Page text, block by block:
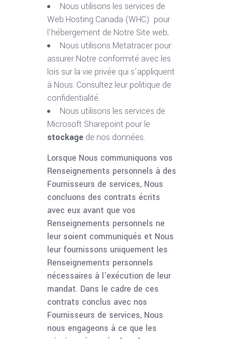
Nous utilisons les services de
Web Hosting Canada (WHC) pour
l’hébergement de Notre Site web;
Nous utilisons Metatracer pour
assurer Notre conformité avec les
lois sur la vie privée qui s’appliquent
à Nous. Consultez leur politique de
confidentialité.
Nous utilisons les services de
Microsoft Sharepoint pour le
stockage de nos données.
Lorsque Nous communiquons vos
Renseignements personnels à des
Fournisseurs de services, Nous
concluons des contrats écrits
avec eux avant que vos
Renseignements personnels ne
leur soient communiqués et Nous
leur fournissons uniquement les
Renseignements personnels
nécessaires à l’exécution de leur
mandat. Dans le cadre de ces
contrats conclus avec nos
Fournisseurs de services, Nous
nous engageons à ce que les